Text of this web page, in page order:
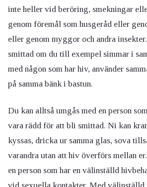
inte heller vid beröring, smekningar
genom föremål som husgeråd eller
eller genom myggor och andra
smittad om du till exempel simmar i
med någon som har hiv, använder
på samma bänk i bastun.
Du kan alltså umgås med en person
vara rädd för att bli smittad. Ni kan
kyssas, dricka ur samma glas, sova
varandra utan att hiv överförs mellan
en person som har en välinställd
vid sexuella kontakter. Med välinställd